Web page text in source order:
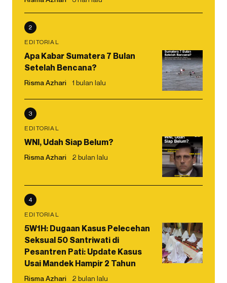
2
EDITORIAL
Apa Kabar Sumatera 7 Bulan
Setelah Bencana?
Risma Azhari 1 bulan lalu
3
EDITORIAL
WNI, Udah Siap Belum?
Risma Azhari 2 bulan lalu
4
EDITORIAL
5W1H: Dugaan Kasus Pelecehan
Seksual 50 Santriwati di
Pesantren Pati: Update Kasus
Usai Mandek Hampir 2 Tahun
Risma Azhari 2 bulan lalu